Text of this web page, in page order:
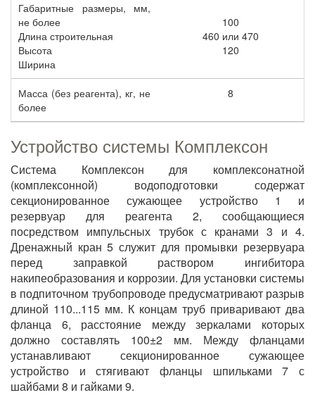
Габаритные размеры, мм,
не более
Длина строительная
Высота
Ширина
100
460 или 470
120
Масса (без реагента), кг, не
более
8
Устройство системы Комплексон
Система Комплексон для комплексонатной
(комплексонной) водоподготовки содержат
секционированное сужающее устройство 1 и
резервуар для реагента 2, сообщающиеся
посредством импульсных трубок с кранами 3 и 4.
Дренажный кран 5 служит для промывки резервуара
перед заправкой раствором ингибитора
накипеобразования и коррозии. Для установки системы
в подпиточном трубопроводе предусматривают разрыв
длиной 110...115 мм. К концам труб приваривают два
фланца 6, расстояние между зеркалами которых
должно составлять 100±2 мм. Между фланцами
устанавливают секционированное сужающее
устройство и стягивают фланцы шпильками 7 с
шайбами 8 и гайками 9.